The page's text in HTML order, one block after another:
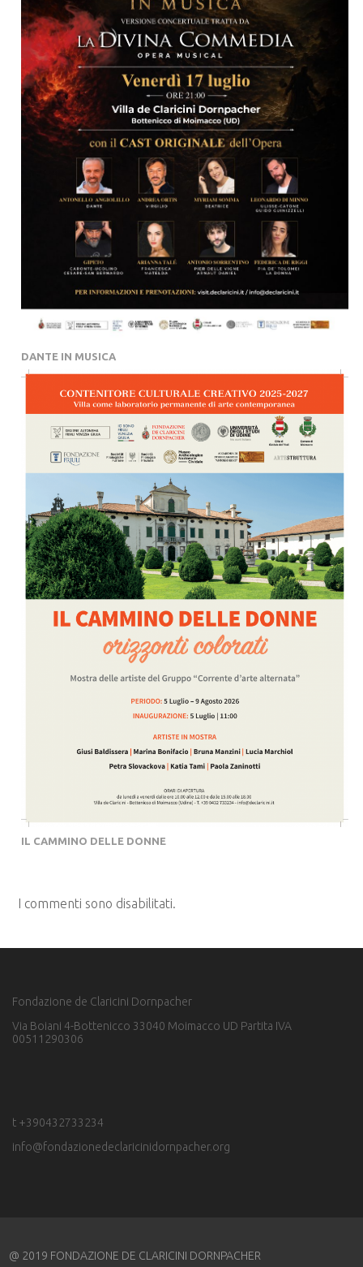
DANTE IN MUSICA
IL CAMMINO DELLE DONNE
I commenti sono disabilitati.
Fondazione de Claricini Dornpacher
Via Boiani 4-Bottenicco 33040 Moimacco UD Partita IVA
00511290306
t +390432733234
info@fondazionedeclaricinidornpacher.org
@ 2019 FONDAZIONE DE CLARICINI DORNPACHER